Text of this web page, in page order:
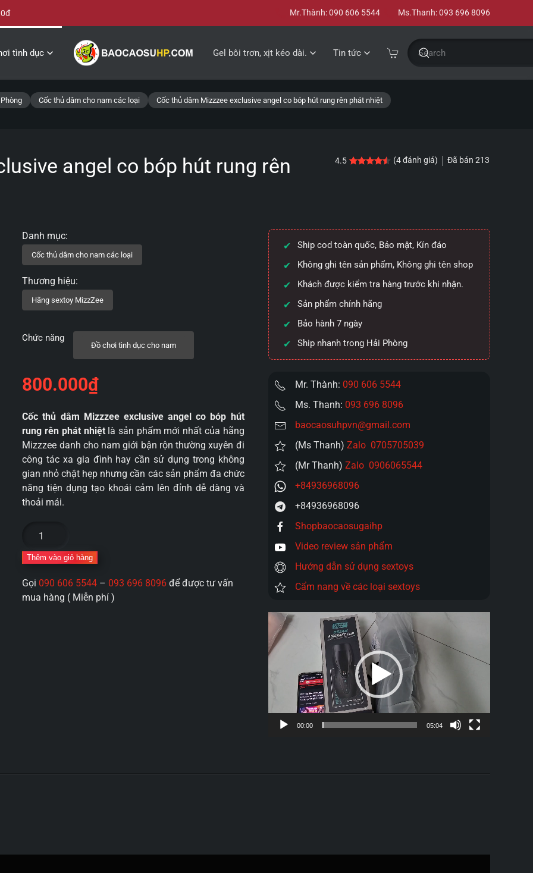
Mr.Thành: 090 606 5544 Ms.Thanh: 093 696 8096
tình dục Gel bôi trơn, xịt kéo dài. Tin tức
Cốc thủ dâm cho nam các loại Cốc thủ dâm Mizzzee exclusive angel co bóp hút rung rên phát nhiệt
angel co bóp hút rung rên
4.5 4.5 trên 5 dựa trên
4 đánh giá
(4đánh giá) Đã bán213
Chức năng
Đồ chơi tình dục cho nam
800.000₫
Cốc thủ dâm Mizzzee exclusive angel co bóp hút
rung rên phát nhiệtlà sản phẩm mới nhất của hãng
Mizzzee danh cho nam giới bận rộn thường xuyên đi
công tác xa gia đình hay cần sử dụng trong không
gian nhỏ chật hẹp nhưng cần các sản phẩm đa chức
năng tiện dụng tạo khoái cảm lên đỉnh dễ dàng và
thoải mái.
dâm
exclusive
angel
Thêm vào giỏ hàng
Gọi 090 606 5544 – 093 696 8096 để được tư vấn
mua hàng ( Miễn phí )
Ship cod toàn quốc, Bảo mật, Kín đáo
Không ghi tên sản phẩm, Không ghi tên shop
Khách được kiểm tra hàng trước khi nhận.
Sản phẩm chính hãng
Bảo hành 7 ngày
Ship nhanh trong Hải Phòng
Mr. Thành: 090 606 5544
Ms. Thanh: 093 696 8096
baocaosuhpvn@gmail.com
(Ms Thanh) Zalo 0705705039
(Mr Thanh) Zalo 0906065544
+84936968096
+84936968096
Shopbaocaosugaihp
Video review sản phẩm
Hướng dẫn sử dụng sextoys
Cẩm nang về các loại sextoys
Trình
chơi
Video
00:00 05:04